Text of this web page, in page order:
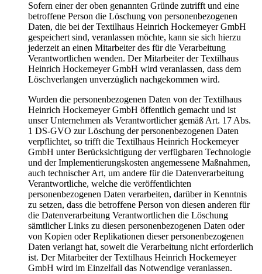
Sofern einer der oben genannten Gründe zutrifft und eine
betroffene Person die Löschung von personenbezogenen
Daten, die bei der Textilhaus Heinrich Hockemeyer GmbH
gespeichert sind, veranlassen möchte, kann sie sich hierzu
jederzeit an einen Mitarbeiter des für die Verarbeitung
Verantwortlichen wenden. Der Mitarbeiter der Textilhaus
Heinrich Hockemeyer GmbH wird veranlassen, dass dem
Löschverlangen unverzüglich nachgekommen wird.
Wurden die personenbezogenen Daten von der Textilhaus
Heinrich Hockemeyer GmbH öffentlich gemacht und ist
unser Unternehmen als Verantwortlicher gemäß Art. 17 Abs.
1 DS-GVO zur Löschung der personenbezogenen Daten
verpflichtet, so trifft die Textilhaus Heinrich Hockemeyer
GmbH unter Berücksichtigung der verfügbaren Technologie
und der Implementierungskosten angemessene Maßnahmen,
auch technischer Art, um andere für die Datenverarbeitung
Verantwortliche, welche die veröffentlichten
personenbezogenen Daten verarbeiten, darüber in Kenntnis
zu setzen, dass die betroffene Person von diesen anderen für
die Datenverarbeitung Verantwortlichen die Löschung
sämtlicher Links zu diesen personenbezogenen Daten oder
von Kopien oder Replikationen dieser personenbezogenen
Daten verlangt hat, soweit die Verarbeitung nicht erforderlich
ist. Der Mitarbeiter der Textilhaus Heinrich Hockemeyer
GmbH wird im Einzelfall das Notwendige veranlassen.